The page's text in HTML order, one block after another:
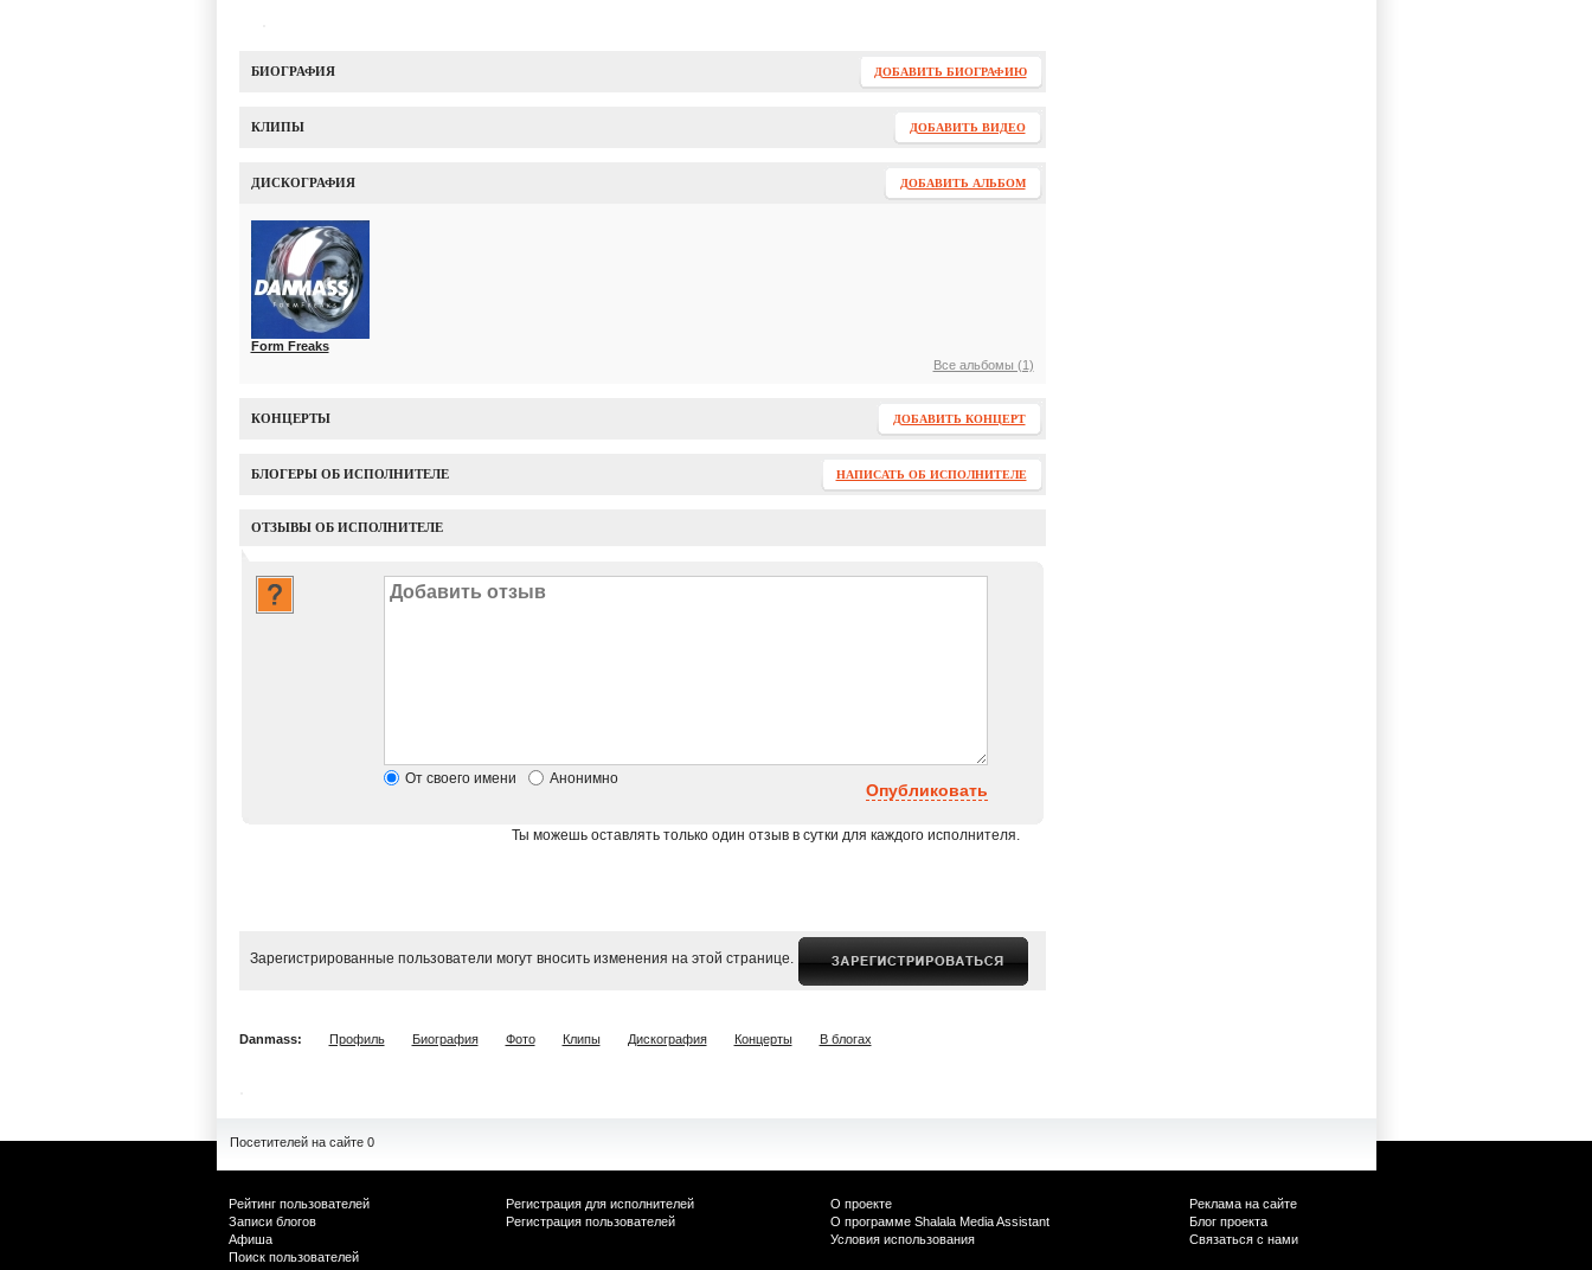
БИОГРАФИЯ ДОБАВИТЬ БИОГРАФИЮ
КЛИПЫ ДОБАВИТЬ ВИДЕО
ДИСКОГРАФИЯ ДОБАВИТЬ АЛЬБОМ
Form Freaks
Все альбомы (1)
КОНЦЕРТЫ ДОБАВИТЬ КОНЦЕРТ
БЛОГЕРЫ ОБ ИСПОЛНИТЕЛЕ НАПИСАТЬ ОБ ИСПОЛНИТЕЛЕ
ОТЗЫВЫ ОБ ИСПОЛНИТЕЛЕ
От своего имени Анонимно
Опубликовать
Ты можешь оставлять только один отзыв в сутки для каждого исполнителя.
Зарегистрированные пользователи могут вносить изменения на этой странице.
Danmass: Профиль Биография Фото Клипы Дискография Концерты В блогах
Посетителей на сайте 0
Рейтинг пользователей
Записи блогов
Афиша
Поиск пользователей
Регистрация для исполнителей
Регистрация пользователей
О проекте
О программе Shalala Media Assistant
Условия использования
Реклама на сайте
Блог проекта
Связаться с нами